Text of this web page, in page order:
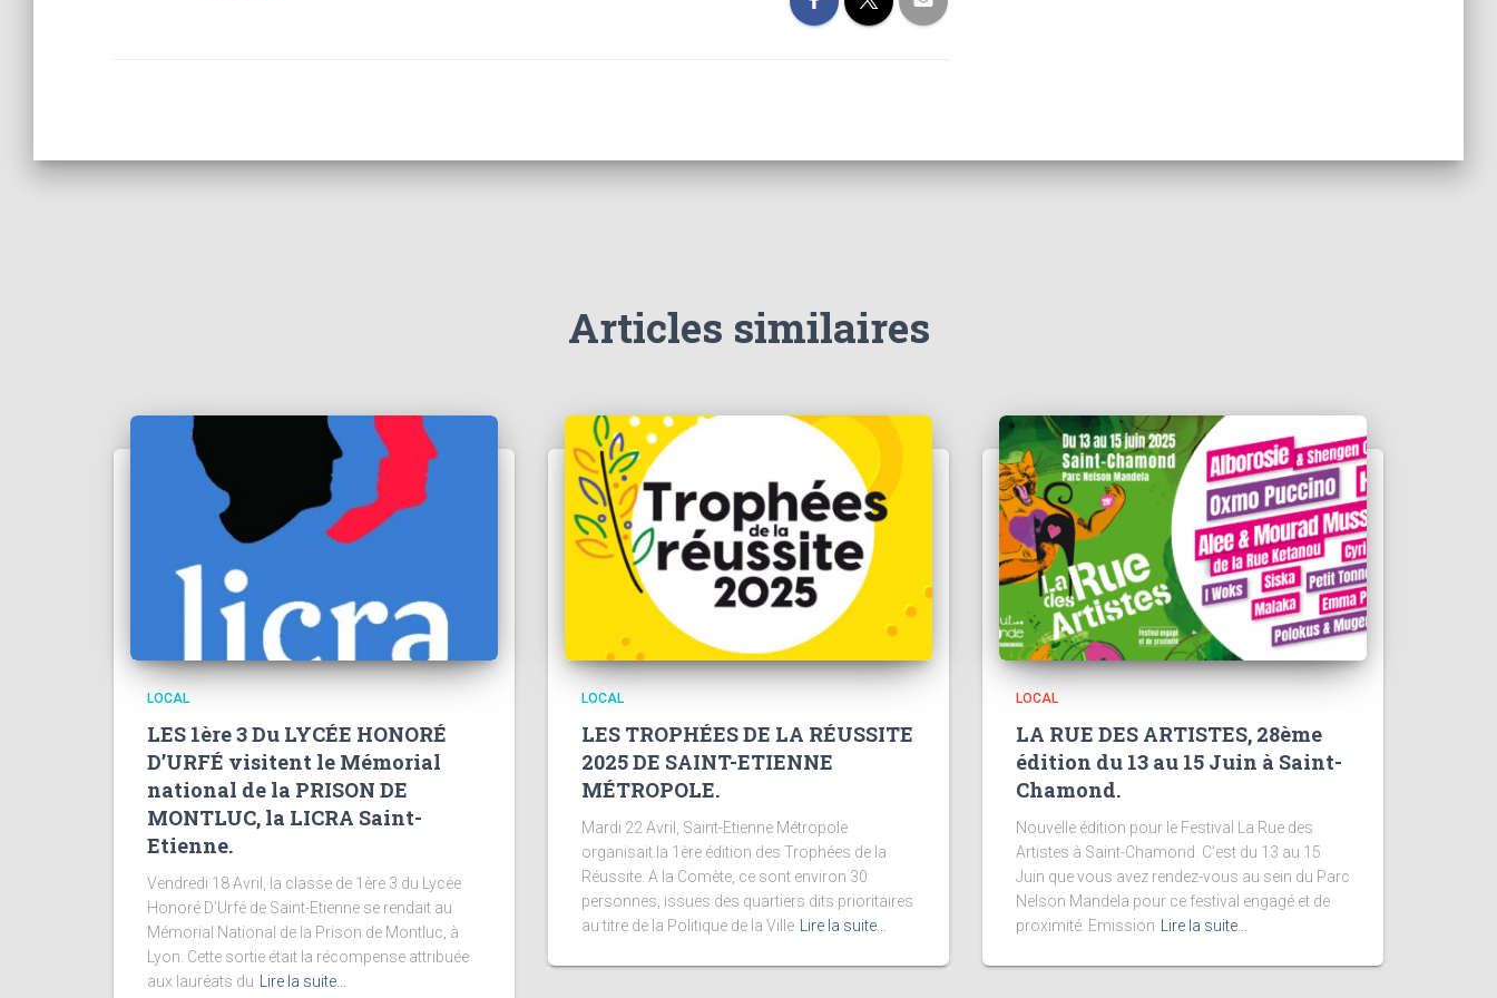
Articles similaires
LOCAL
LES 1ère 3 Du LYCÉE HONORÉ
D’URFÉ visitent le Mémorial
national de la PRISON DE
MONTLUC, la LICRA Saint-
Etienne.
Vendredi 18 Avril, la classe de 1ère 3 du Lycée
Honoré D’Urfé de Saint-Etienne se rendait au
Mémorial National de la Prison de Montluc, à
Lyon. Cette sortie était la récompense attribuée
aux lauréats du
Lire la suite…
LOCAL
LES TROPHÉES DE LA RÉUSSITE
2025 DE SAINT-ETIENNE
MÉTROPOLE.
Mardi 22 Avril, Saint-Etienne Métropole
organisait la 1ère édition des Trophées de la
Réussite. A la Comète, ce sont environ 30
personnes, issues des quartiers dits prioritaires
au titre de la Politique de la Ville
Lire la suite…
LOCAL
LA RUE DES ARTISTES, 28ème
édition du 13 au 15 Juin à Saint-
Chamond.
Nouvelle édition pour le Festival La Rue des
Artistes à Saint-Chamond. C’est du 13 au 15
Juin que vous avez rendez-vous au sein du Parc
Nelson Mandela pour ce festival engagé et de
proximité. Emission
Lire la suite…